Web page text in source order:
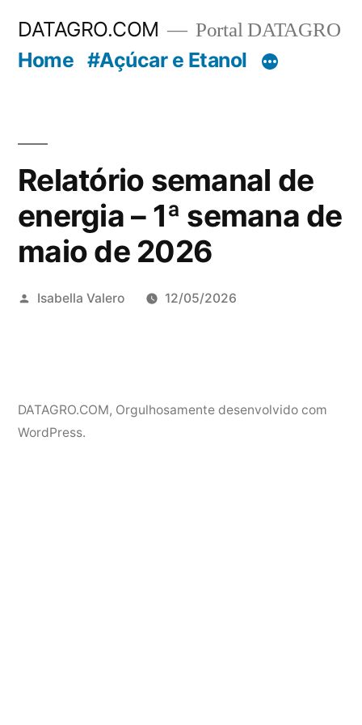
DATAGRO.COM Portal DATAGRO
Home #Açúcar e Etanol
Relatório semanal de
energia – 1ª semana de
maio de 2026
Publicado
Isabella Valero 12/05/2026
DATAGRO.COM, Orgulhosamente desenvolvido com
WordPress.